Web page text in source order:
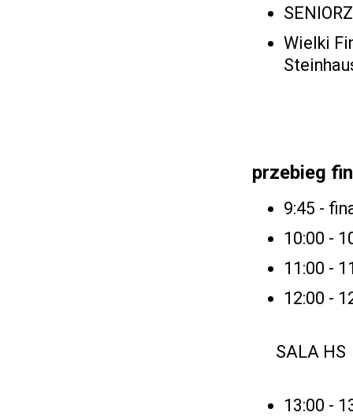
Wielki
przebieg
9:45 -
10:00 -
11:00 -
12:00 -
SALA HS
13:00 -